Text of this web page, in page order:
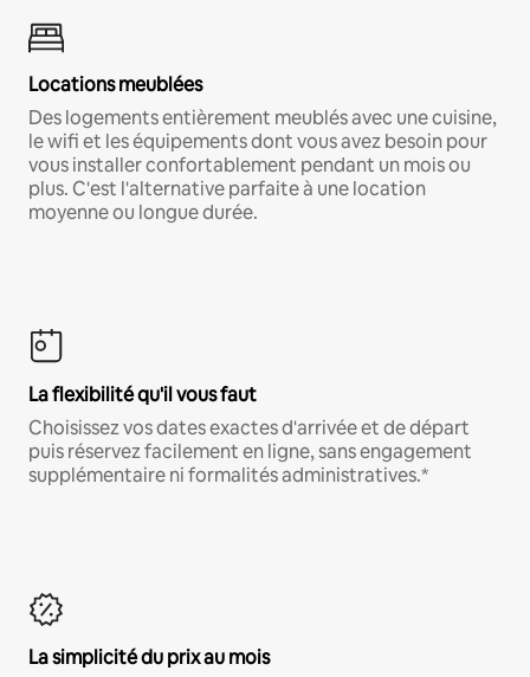
Locations meublées
Des logements entièrement meublés avec une cuisine,
le wifi et les équipements dont vous avez besoin pour
vous installer confortablement pendant un mois ou
plus. C'est l'alternative parfaite à une location
moyenne ou longue durée.
La flexibilité qu'il vous faut
Choisissez vos dates exactes d'arrivée et de départ
puis réservez facilement en ligne, sans engagement
supplémentaire ni formalités administratives.*
La simplicité du prix au mois